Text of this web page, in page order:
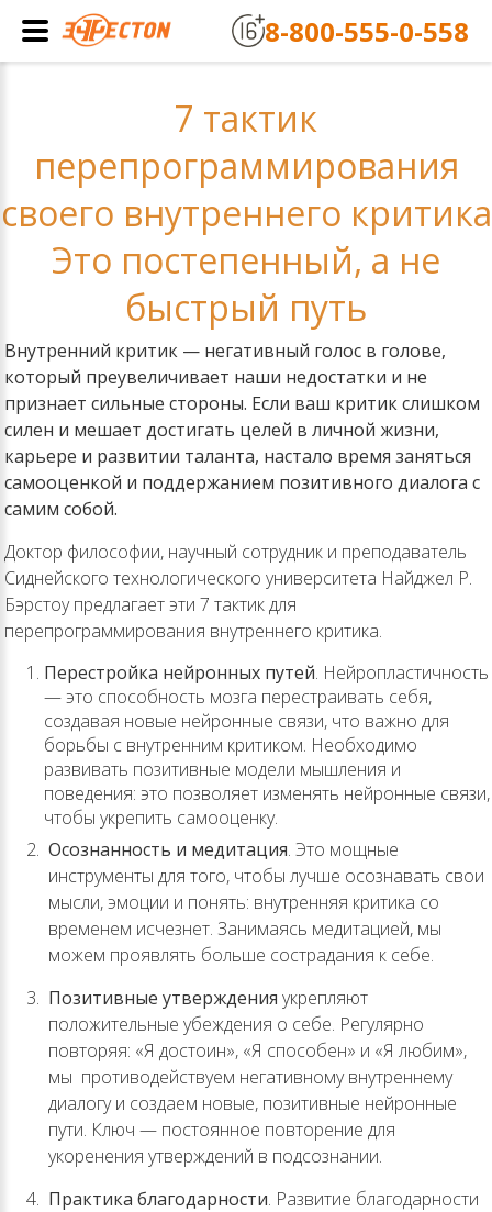
7 тактик
перепрограммирования
своего внутреннего критика
Это постепенный, а не
быстрый путь
Внутренний критик — негативный голос в голове,
который преувеличивает наши недостатки и не
признает сильные стороны. Если ваш критик слишком
силен и мешает достигать целей в личной жизни,
карьере и развитии таланта, настало время заняться
самооценкой и поддержанием позитивного диалога с
самим собой.
Доктор философии, научный сотрудник и преподаватель
Сиднейского технологического университета Найджел Р.
Бэрстоу предлагает эти 7 тактик для
перепрограммирования внутреннего критика.
Перестройка нейронных путей. Нейропластичность
— это способность мозга перестраивать себя,
создавая новые нейронные связи, что важно для
борьбы с внутренним критиком. Необходимо
развивать позитивные модели мышления и
поведения: это позволяет изменять нейронные связи,
чтобы укрепить самооценку.
Осознанность и медитация. Это мощные
инструменты для того, чтобы лучше осознавать свои
мысли, эмоции и понять: внутренняя критика со
временем исчезнет. Занимаясь медитацией, мы
можем проявлять больше сострадания к себе.
Позитивные утверждения укрепляют
положительные убеждения о себе. Регулярно
повторяя: «Я достоин», «Я способен» и «Я любим»,
мы противодействуем негативному внутреннему
диалогу и создаем новые, позитивные нейронные
пути. Ключ — постоянное повторение для
укоренения утверждений в подсознании.
Практика благодарности. Развитие благодарности
8-800-555-0-558